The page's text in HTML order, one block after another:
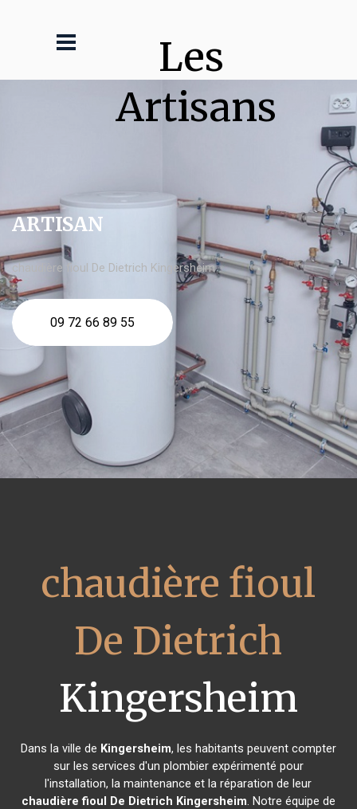
Les
Artisans
ARTISAN
chaudière fioul De Dietrich Kingersheim
09 72 66 89 55
chaudière fioul
De Dietrich
Kingersheim
Dans la ville de Kingersheim, les habitants peuvent compter
sur les services d'un plombier expérimenté pour
l'installation, la maintenance et la réparation de leur
chaudière fioul De Dietrich Kingersheim. Notre équipe de